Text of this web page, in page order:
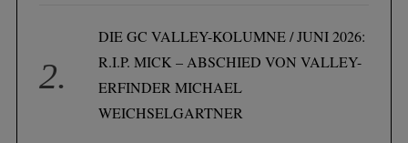
DIE GC VALLEY-KOLUMNE / JUNI 2026:
R.I.P. MICK – ABSCHIED VON VALLEY-
ERFINDER MICHAEL
WEICHSELGARTNER